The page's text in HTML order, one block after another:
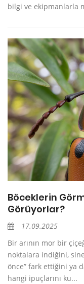
bilgi ve ekipmanlarla
Böceklerin
Görüyorlar?
17.09.2025
Bir arının mor bir
noktalara indiğini,
önce” fark ettiğini ya
hangi ipuçlarını ku...